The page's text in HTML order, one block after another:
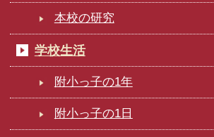
本校の研究
学校生活
附小っ子の1年
附小っ子の1日